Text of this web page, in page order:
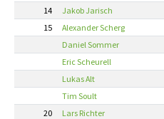
14
Jakob Jarisch
15
Alexander Scherg
Daniel Sommer
Eric Scheurell
Lukas Alt
Tim Soult
20
Lars Richter